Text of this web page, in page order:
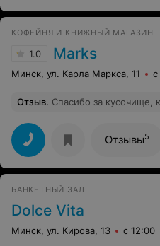
КОФЕЙНЯ И КНИЖНЫЙ МАГАЗИН
1.0 Marks
Минск, ул. Карла Маркса, 11 с
Отзыв. Спасибо за кусочище,
Отзывы5
БАНКЕТНЫЙ ЗАЛ
Dolce Vita
Минск, ул. Кирова, 13 с 12:00